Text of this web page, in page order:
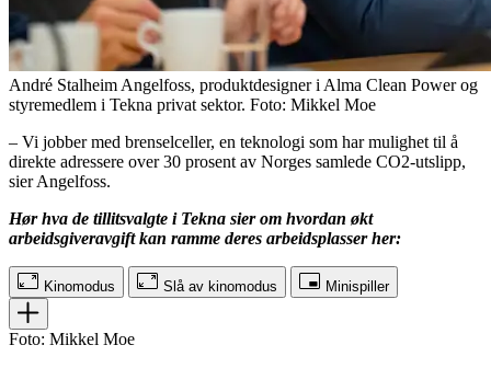
André Stalheim Angelfoss, produktdesigner i Alma Clean Power og
styremedlem i Tekna privat sektor. Foto: Mikkel Moe
– Vi jobber med brenselceller, en teknologi som har mulighet til å
direkte adressere over 30 prosent av Norges samlede CO2-utslipp,
sier Angelfoss.
Hør hva de tillitsvalgte i Tekna sier om hvordan økt
arbeidsgiveravgift kan ramme deres arbeidsplasser her:
Kinomodus Slå av kinomodus Minispiller
Foto: Mikkel Moe